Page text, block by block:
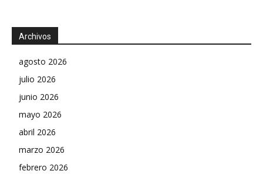
Archivos
agosto 2026
julio 2026
junio 2026
mayo 2026
abril 2026
marzo 2026
febrero 2026